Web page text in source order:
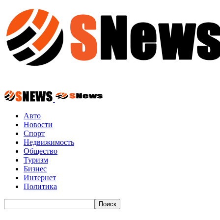
Авто
Новости
Спорт
Недвижимость
Общество
Туризм
Бизнес
Интернет
Политика